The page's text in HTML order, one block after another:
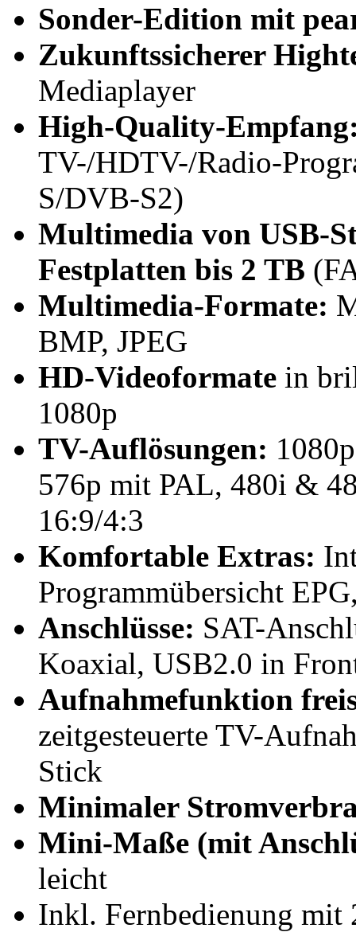
Sonder-Edition mit
Zukunftssicherer
Mediaplayer
High-Quality-
TV-/HDTV-/Radio-
S/DVB-S2)
Multimedia von USB-
Festplatten bis 2 TB
Multimedia-Formate:
BMP, JPEG
HD-Videoformate in
1080p
TV-Auflösungen:
576p mit PAL, 480i &
16:9/4:3
Komfortable Extras:
Programmübersicht
Anschlüsse: SAT-
Koaxial, USB2.0 in
Aufnahmefunktion
zeitgesteuerte TV-
Stick
Minimaler
Mini-Maße (mit
leicht
Inkl. Fernbedienung